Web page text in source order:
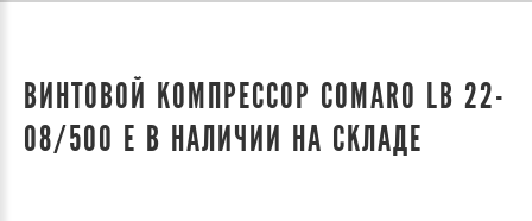
ВИНТОВОЙ КОМПРЕССОР COMARO LB 22-
08/500 E В НАЛИЧИИ НА СКЛАДЕ